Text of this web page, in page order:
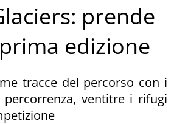
prende
edizione
tracce del percorso con i
ventitre i rifugi